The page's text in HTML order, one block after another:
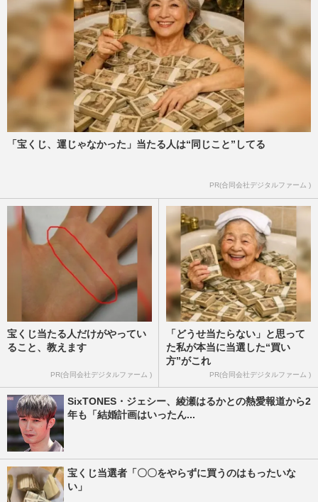
「宝くじ、運じゃなかった」当たる人は“同じこと”してる
PR(合同会社デジタルファーム )
宝くじ当たる人だけがやってい
ること、教えます
PR(合同会社デジタルファーム )
「どうせ当たらない」と思って
た私が本当に当選した“買い
方”がこれ
PR(合同会社デジタルファーム )
SixTONES・ジェシー、綾瀬はるかとの熱愛報道から2
年も「結婚計画はいったん...
宝くじ当選者「〇〇をやらずに買うのはもったいな
い」